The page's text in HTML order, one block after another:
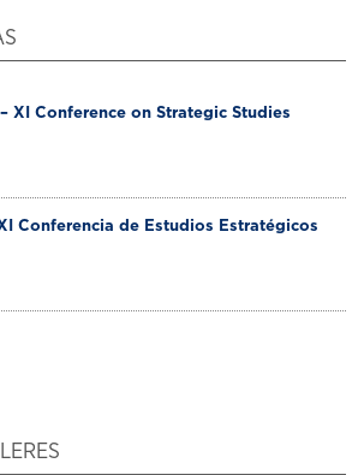
– XI Conference on Strategic Studies
Conferencia de Estudios Estratégicos